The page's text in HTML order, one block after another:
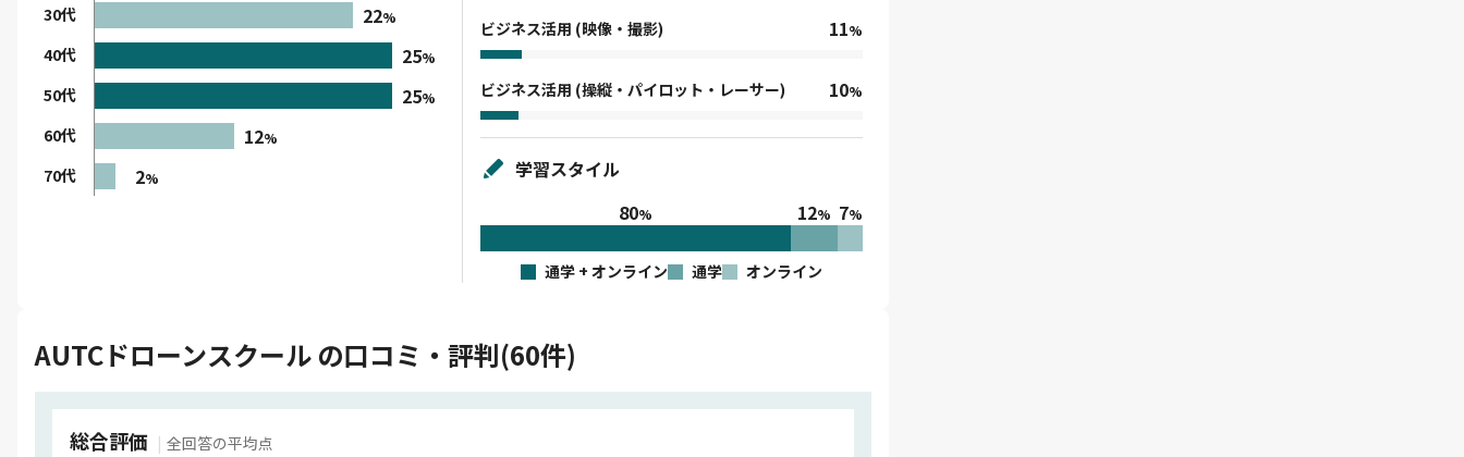
30代 22%
40代 25%
50代 25%
60代 12%
70代 2%
ビジネス活用 (映像・撮影) 11%
ビジネス活用 (操縦・パイロット・レーサー) 10%
学習スタイル
80% 12% 7%
通学 + オンライン 通学 オンライン
AUTCドローンスクール の口コミ・評判(60件)
総合評価 全回答の平均点